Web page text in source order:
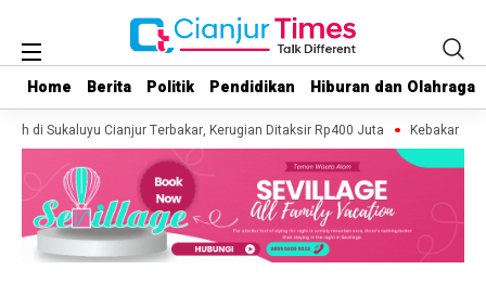
Home Berita Politik Pendidikan Hiburan dan Olahraga
Home Berita Politik Pendidikan Hiburan dan Olahraga
di Sukaluyu Cianjur Terbakar, Kerugian Ditaksir Rp400 Juta Kebakaran